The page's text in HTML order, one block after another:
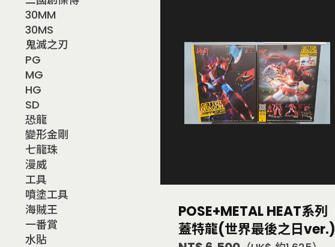
30MM
30MS
鬼滅之刃
PG
MG
HG
SD
恐龍
變形金剛
七龍珠
漫威
工具
噴塗工具
海賊王
一番賞
水貼
POSE+METAL HEAT系列
蓋特龍(世界最後之日ver.)